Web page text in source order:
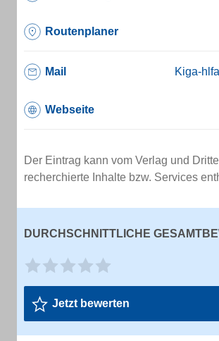
Routenplaner
Mail Kiga-
Webseite
Der Eintrag kann vom Verlag und
recherchierte Inhalte bzw. Services
DURCHSCHNITTLICHE
Jetzt bewerten